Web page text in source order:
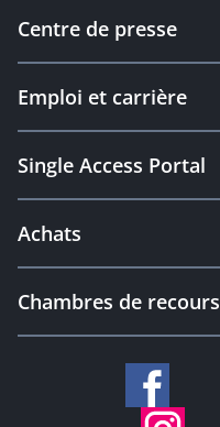
Centre de presse
Emploi et carrière
Single Access Portal
Achats
Chambres de recours